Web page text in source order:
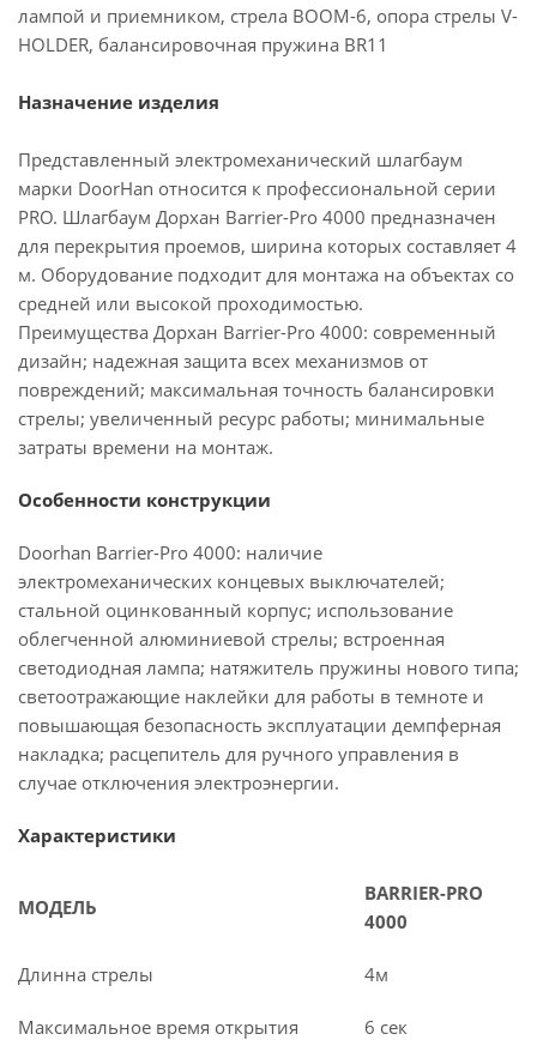
лампой и приемником, стрела BOOM-6, опора стрелы V-
HOLDER, балансировочная пружина BR11
Назначение изделия
Представленный электромеханический шлагбаум
марки DoorHan относится к профессиональной серии
PRO. Шлагбаум Дорхан Barrier-Pro 4000 предназначен
для перекрытия проемов, ширина которых составляет 4
м. Оборудование подходит для монтажа на объектах со
средней или высокой проходимостью.
Преимущества Дорхан Barrier-Pro 4000: современный
дизайн; надежная защита всех механизмов от
повреждений; максимальная точность балансировки
стрелы; увеличенный ресурс работы; минимальные
затраты времени на монтаж.
Особенности конструкции
Doorhan Barrier-Pro 4000: наличие
электромеханических концевых выключателей;
стальной оцинкованный корпус; использование
облегченной алюминиевой стрелы; встроенная
светодиодная лампа; натяжитель пружины нового типа;
светоотражающие наклейки для работы в темноте и
повышающая безопасность эксплуатации демпферная
накладка; расцепитель для ручного управления в
случае отключения электроэнергии.
Характеристики
МОДЕЛЬ
BARRIER-PRO
4000
Длинна стрелы 4м
Максимальное время открытия 6 сек